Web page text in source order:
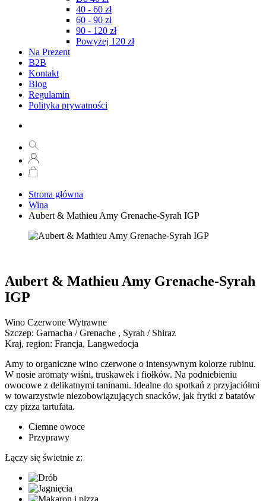
40 - 60 zł
60 - 90 zł
90 - 120 zł
Powyżej 120 zł
Na Prezent
B2B
Kontakt
Blog
Regulamin
Polityka prywatności
Strona główna
Wina
Aubert & Mathieu Amy Grenache-Syrah IGP
Aubert & Mathieu Amy Grenache-Syrah
IGP
Wino Czerwone Wytrawne
Szczep: Garnacha / Grenache , Syrah / Shiraz
Kraj, region: Francja, Langwedocja
Amy to organiczne wino czerwone o intensywnym kolorze rubinu.
W nosie aromaty wiśni, truskawek i fiołków. Na podniebieniu
owocowe z delikatnymi taninami. Idealne do spotkań z przyjaciółmi
w towarzystwie niezobowiązujących snacków, jak frytki z batatów
czy pizza tartufata.
Ciemne owoce
Przyprawy
Łączy się świetnie z: